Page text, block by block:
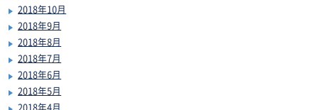
2018年10月
2018年9月
2018年8月
2018年7月
2018年6月
2018年5月
2018年4月